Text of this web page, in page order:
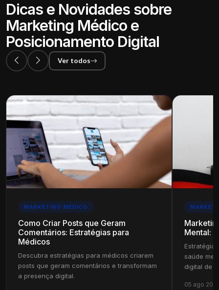
Dicas e Novidades sobre
Marketing Médico e
Posicionamento Digital
Ver todos
MARKETING MÉDICO
Como Criar Posts que Geram
Comentários: Estratégias para
Médicos
Descubra estratégias para médicos criarem
posts que geram comentários e transformam
a presença digital.
Mental:
saúde
digital de
05 ago